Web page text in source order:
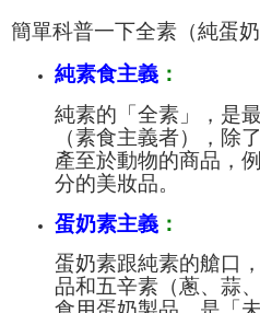
簡單科普一下全素（純蛋奶
純素食主義 ：
純素的「全素」，是
（素食主義者），除
產至於動物的商品，
分的美妝品。
蛋奶素主義 ：
蛋奶素跟純素的艙口
品和五辛素（蔥、蒜